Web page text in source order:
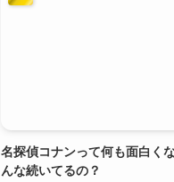
名探偵コナンって何も面白く
んな続いてるの？